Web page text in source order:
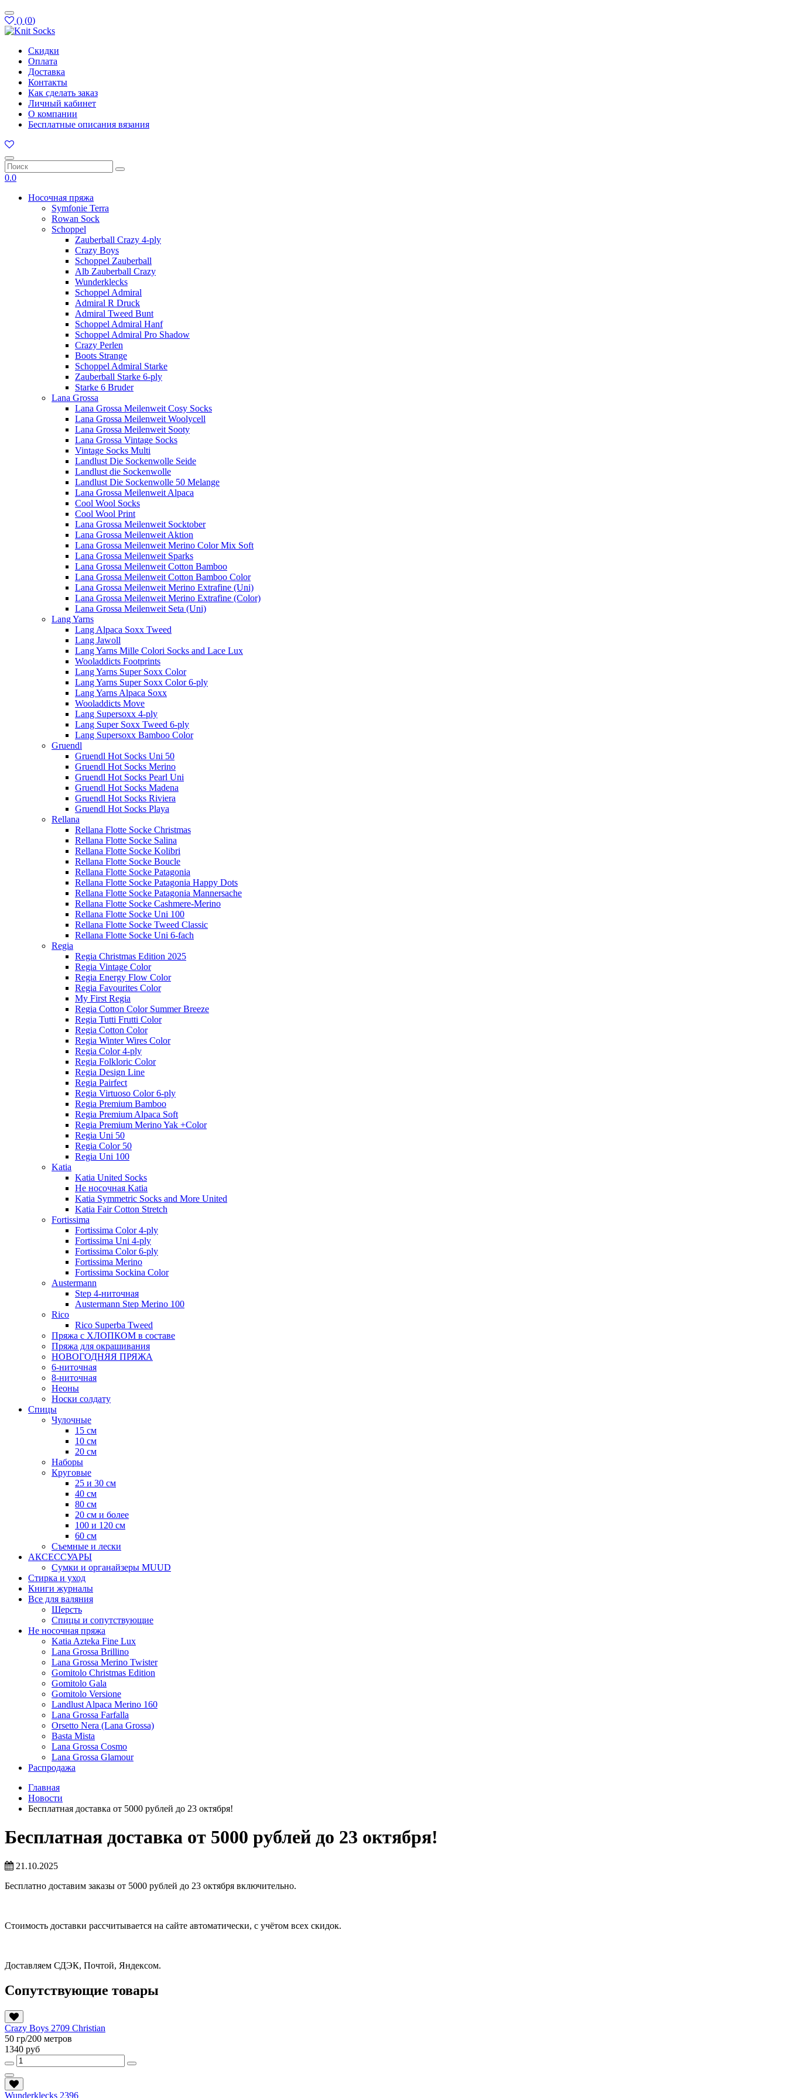
() (0)
Скидки
Оплата
Доставка
Контакты
Как сделать заказ
Личный кабинет
О компании
Бесплатные описания вязания
0.0
Носочная пряжа
Symfonie Terra
Rowan Sock
Schoppel
Zauberball Crazy 4-ply
Crazy Boys
Schoppel Zauberball
Alb Zauberball Crazy
Wunderklecks
Schoppel Admiral
Admiral R Druck
Admiral Tweed Bunt
Schoppel Admiral Hanf
Schoppel Admiral Pro Shadow
Crazy Perlen
Boots Strange
Schoppel Admiral Starke
Zauberball Starke 6-ply
Starke 6 Bruder
Lana Grossa
Lana Grossa Meilenweit Cosy Socks
Lana Grossa Meilenweit Woolycell
Lana Grossa Meilenweit Sooty
Lana Grossa Vintage Socks
Vintage Socks Multi
Landlust Die Sockenwolle Seide
Landlust die Sockenwolle
Landlust Die Sockenwolle 50 Melange
Lana Grossa Meilenweit Alpaca
Cool Wool Socks
Cool Wool Print
Lana Grossa Meilenweit Socktober
Lana Grossa Meilenweit Aktion
Lana Grossa Meilenweit Merino Color Mix Soft
Lana Grossa Meilenweit Sparks
Lana Grossa Meilenweit Cotton Bamboo
Lana Grossa Meilenweit Cotton Bamboo Color
Lana Grossa Meilenweit Merino Extrafine (Uni)
Lana Grossa Meilenweit Merino Extrafine (Color)
Lana Grossa Meilenweit Seta (Uni)
Lang Yarns
Lang Alpaca Soxx Tweed
Lang Jawoll
Lang Yarns Mille Colori Socks and Lace Lux
Wooladdicts Footprints
Lang Yarns Super Soxx Color
Lang Yarns Super Soxx Color 6-ply
Lang Yarns Alpaca Soxx
Wooladdicts Move
Lang Supersoxx 4-ply
Lang Super Soxx Tweed 6-ply
Lang Supersoxx Bamboo Color
Gruendl
Gruendl Hot Socks Uni 50
Gruendl Hot Socks Merino
Gruendl Hot Socks Pearl Uni
Gruendl Hot Socks Madena
Gruendl Hot Socks Riviera
Gruendl Hot Socks Playa
Rellana
Rellana Flotte Socke Christmas
Rellana Flotte Socke Salina
Rellana Flotte Socke Kolibri
Rellana Flotte Socke Boucle
Rellana Flotte Socke Patagonia
Rellana Flotte Socke Patagonia Happy Dots
Rellana Flotte Socke Patagonia Mannersache
Rellana Flotte Socke Cashmere-Merino
Rellana Flotte Socke Uni 100
Rellana Flotte Socke Tweed Classic
Rellana Flotte Socke Uni 6-fach
Regia
Regia Christmas Edition 2025
Regia Vintage Color
Regia Energy Flow Color
Regia Favourites Color
My First Regia
Regia Cotton Color Summer Breeze
Regia Tutti Frutti Color
Regia Cotton Color
Regia Winter Wires Color
Regia Color 4-ply
Regia Folkloric Color
Regia Design Line
Regia Pairfect
Regia Virtuoso Color 6-ply
Regia Premium Bamboo
Regia Premium Alpaca Soft
Regia Premium Merino Yak +Color
Regia Uni 50
Regia Color 50
Regia Uni 100
Katia
Katia United Socks
Не носочная Katia
Katia Symmetric Socks and More United
Katia Fair Cotton Stretch
Fortissima
Fortissima Color 4-ply
Fortissima Uni 4-ply
Fortissima Color 6-ply
Fortissima Merino
Fortissima Sockina Color
Austermann
Step 4-ниточная
Austermann Step Merino 100
Rico
Rico Superba Tweed
Пряжа с ХЛОПКОМ в составе
Пряжа для окрашивания
НОВОГОДНЯЯ ПРЯЖА
6-ниточная
8-ниточная
Неоны
Носки солдату
Спицы
Чулочные
15 см
10 см
20 см
Наборы
Круговые
25 и 30 см
40 см
80 см
20 см и более
100 и 120 см
60 см
Съемные и лески
АКСЕССУАРЫ
Сумки и органайзеры MUUD
Стирка и уход
Книги журналы
Все для валяния
Шерсть
Спицы и сопутствующие
Не носочная пряжа
Katia Azteka Fine Lux
Lana Grossa Brillino
Lana Grossa Merino Twister
Gomitolo Christmas Edition
Gomitolo Gala
Gomitolo Versione
Landlust Alpaca Merino 160
Lana Grossa Farfalla
Orsetto Nera (Lana Grossa)
Basta Mista
Lana Grossa Cosmo
Lana Grossa Glamour
Распродажа
Главная
Новости
Бесплатная доставка от 5000 рублей до 23 октября!
Бесплатная доставка от 5000 рублей до 23 октября!
21.10.2025
Бесплатно доставим заказы от 5000 рублей до 23 октября включительно.
Стоимость доставки рассчитывается на сайте автоматически, с учётом всех скидок.
Доставляем СДЭК, Почтой, Яндексом.
Сопутствующие товары
Crazy Boys 2709 Christian
50 гр/200 метров
1340 руб
Wunderklecks 2396